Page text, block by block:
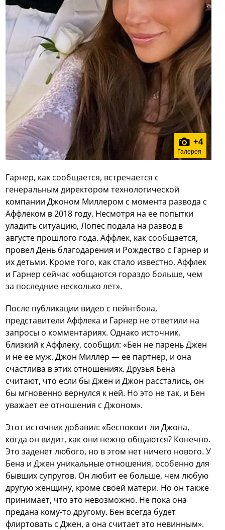
+4
Галерея
Гарнер, как сообщается, встречается с
генеральным директором технологической
компании Джоном Миллером с момента развода с
Аффлеком в 2018 году. Несмотря на ее попытки
уладить ситуацию, Лопес подала на развод в
августе прошлого года. Аффлек, как сообщается,
провел День благодарения и Рождество с Гарнер и
их детьми. Кроме того, как стало известно, Аффлек
и Гарнер сейчас «общаются гораздо больше, чем
за последние несколько лет».
После публикации видео с пейнтбола,
представители Аффлека и Гарнер не ответили на
запросы о комментариях. Однако источник,
близкий к Аффлеку, сообщил: «Бен не парень Джен
и не ее муж. Джон Миллер — ее партнер, и она
счастлива в этих отношениях. Друзья Бена
считают, что если бы Джен и Джон расстались, он
бы мгновенно вернулся к ней. Но это не так, и Бен
уважает ее отношения с Джоном».
Этот источник добавил: «Беспокоит ли Джона,
когда он видит, как они нежно общаются? Конечно.
Это заденет любого, но в этом нет ничего нового. У
Бена и Джен уникальные отношения, особенно для
бывших супругов. Он любит ее больше, чем любую
другую женщину, кроме своей матери. Но он также
принимает, что это невозможно. Не пока она
предана кому-то другому. Бен всегда будет
флиртовать с Джен, а она считает это невинным».